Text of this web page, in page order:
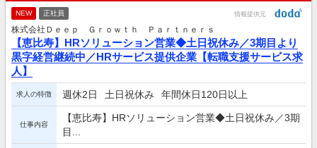
NEW 正社員 情報提供元
株式会社Ｄｅｅｐ Ｇｒｏｗｔｈ Ｐａｒｔｎｅｒｓ
【恵比寿】HRソリューション営業◆土日祝休み／3期目より
黒字経営継続中／HRサービス提供企業【転職支援サービス求
人】
求人の特徴 週休2日 土日祝休み 年間休日120日以上
仕事内容
【恵比寿】HRソリューション営業◆土日祝休み／3期
目...